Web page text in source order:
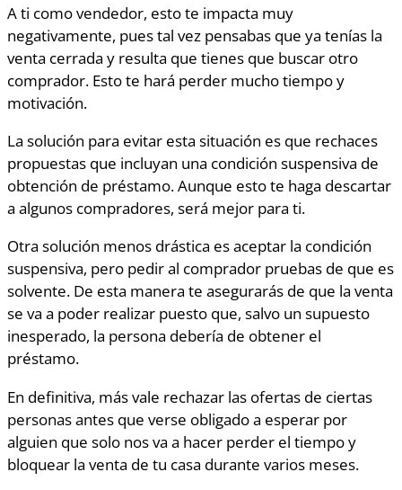
A ti como vendedor, esto te impacta muy
negativamente, pues tal vez pensabas que ya tenías la
venta cerrada y resulta que tienes que buscar otro
comprador. Esto te hará perder mucho tiempo y
motivación.
La solución para evitar esta situación es que rechaces
propuestas que incluyan una condición suspensiva de
obtención de préstamo. Aunque esto te haga descartar
a algunos compradores, será mejor para ti.
Otra solución menos drástica es aceptar la condición
suspensiva, pero pedir al comprador pruebas de que es
solvente. De esta manera te asegurarás de que la venta
se va a poder realizar puesto que, salvo un supuesto
inesperado, la persona debería de obtener el
préstamo.
En definitiva, más vale rechazar las ofertas de ciertas
personas antes que verse obligado a esperar por
alguien que solo nos va a hacer perder el tiempo y
bloquear la venta de tu casa durante varios meses.